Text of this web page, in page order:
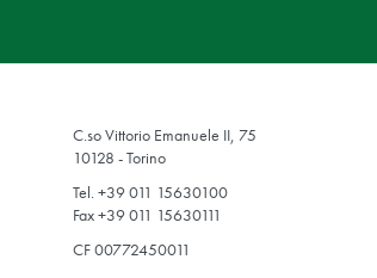
C.so Vittorio Emanuele II, 75
10128 - Torino
Tel. +39 011 15630100
Fax +39 011 15630111
CF 00772450011